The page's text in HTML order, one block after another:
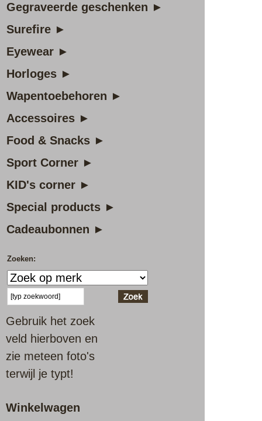
Gegraveerde geschenken ►
Surefire ►
Eyewear ►
Horloges ►
Wapentoebehoren ►
Accessoires ►
Food & Snacks ►
Sport Corner ►
KID's corner ►
Special products ►
Cadeaubonnen ►
Zoeken:
Gebruik het zoek
veld hierboven en
zie meteen foto's
terwijl je typt!
Winkelwagen